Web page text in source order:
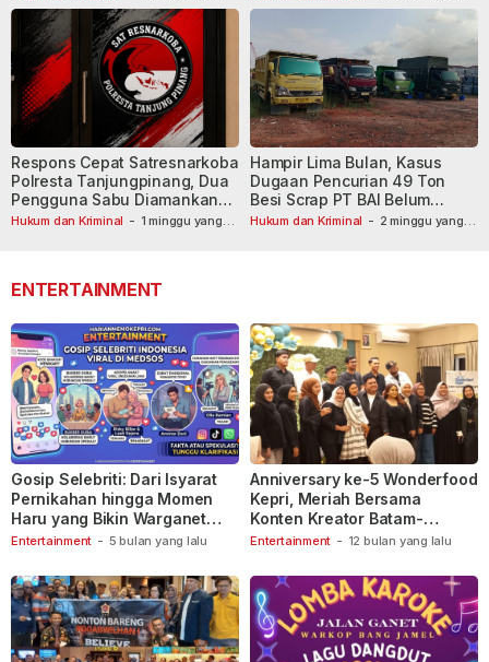
Hukum dan Kriminal - 1 minggu yang
Respons Cepat Satresnarkoba
Polresta Tanjungpinang, Dua
Pengguna Sabu Diamankan
Usai Dilaporkan ke Call Center
Hukum dan Kriminal - 2 minggu yang
Hampir Lima Bulan, Kasus
Dugaan Pencurian 49 Ton
Besi Scrap PT BAI Belum
Tetapkan Tersangka
ENTERTAINMENT
Entertainment - 5 bulan yang lalu
Gosip Selebriti: Dari Isyarat
Pernikahan hingga Momen
Haru yang Bikin Warganet
Berspekulasi
Entertainment - 12 bulan yang lalu
Anniversary ke-5 Wonderfood
Kepri, Meriah Bersama
Konten Kreator Batam-
Tanjungpinang